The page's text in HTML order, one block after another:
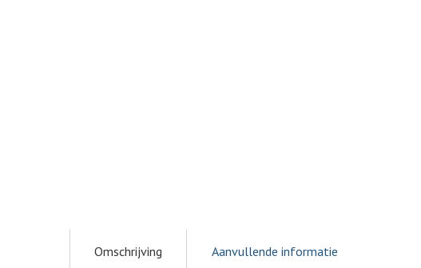
Omschrijving Aanvullende informatie